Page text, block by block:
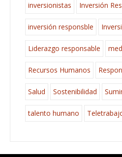
inversionistas Inversión
inversión responsble
Liderazgo responsable
Recursos Humanos
Salud Sostenibilidad
talento humano